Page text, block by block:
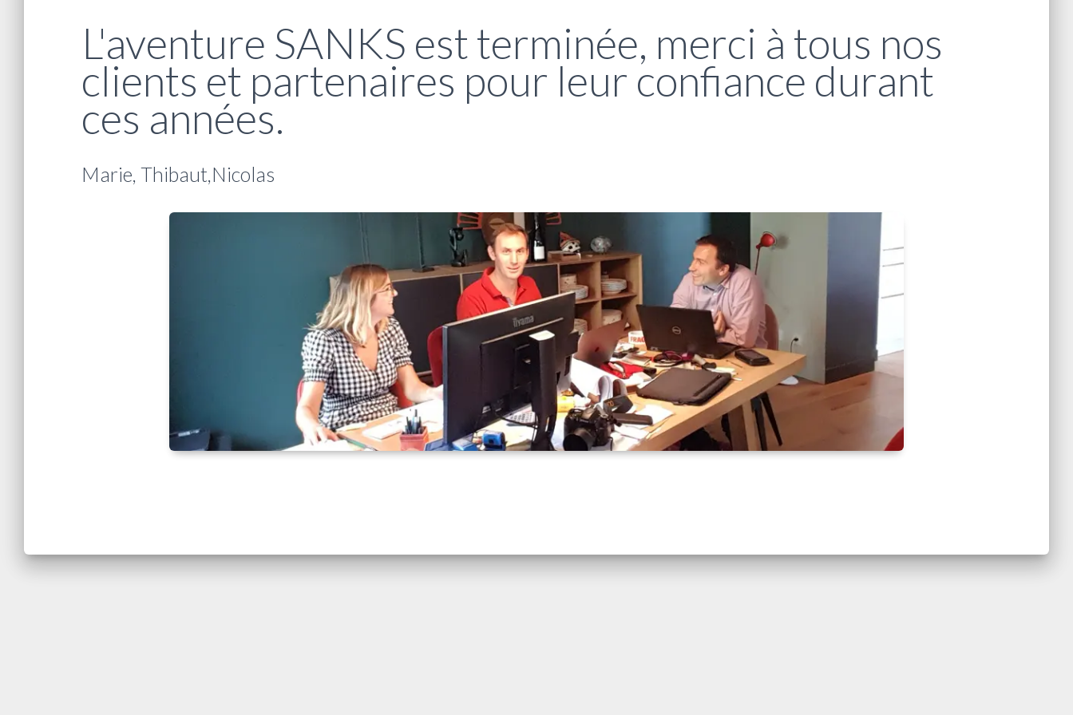
L'aventure SANKS est terminée, merci à tous nos
clients et partenaires pour leur confiance durant
ces années.
Marie, Thibaut,Nicolas